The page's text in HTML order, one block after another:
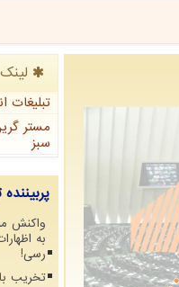
تبلیغات
مستر
سبز
واکنش
به
رسی!
تخریب